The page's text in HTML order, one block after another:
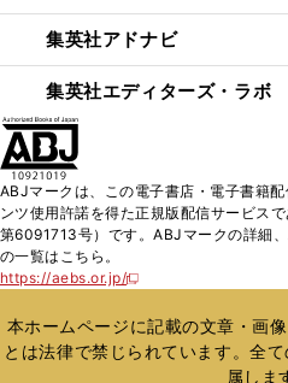
集英社アドナビ
集英社エディターズ・ラボ
ABJマークは、この電子書店・電子書籍
ンツ使用許諾を得た正規版配信サービス
第6091713号）です。ABJマークの詳細
の一覧はこちら。
https://aebs.or.jp/
新
い
ウ
ィ
本ホームページに記載の文章・画
とは法律で禁じられています。全
属しま